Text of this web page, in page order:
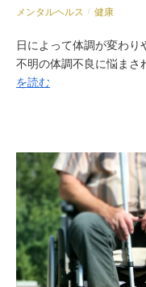
メンタルヘルス / 健康
日によって体調が変わ
不明の体調不良に悩まさ
を読む